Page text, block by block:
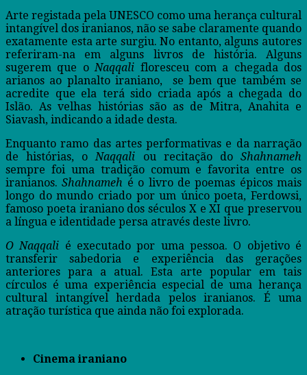
Arte registada pela UNESCO como uma herança cultural
intangível dos iranianos, não se sabe claramente quando
exatamente esta arte surgiu. No entanto, alguns autores
referiram-na em alguns livros de história. Alguns
sugerem que oNaqqali floresceu com a chegada dos
arianos ao planalto iraniano, se bem que também se
acredite que ela terá sido criada após a chegada do
Islão. As velhas histórias são as de Mitra, Anahita e
Siavash, indicando a idade desta.
Enquanto ramo das artes performativas e da narração
de histórias, o Naqqali ou recitação doShahnameh
sempre foi uma tradição comum e favorita entre os
iranianos.Shahnameh é o livro de poemas épicos mais
longo do mundo criado por um único poeta, Ferdowsi,
famoso poeta iraniano dos séculos X e XI que preservou
a língua e identidade persa através deste livro.
O Naqqali é executado por uma pessoa. O objetivo é
transferir sabedoria e experiência das gerações
anteriores para a atual. Esta arte popular em tais
círculos é uma experiência especial de uma herança
cultural intangível herdada pelos iranianos. É uma
atração turística que ainda não foi explorada.
Cinema iraniano